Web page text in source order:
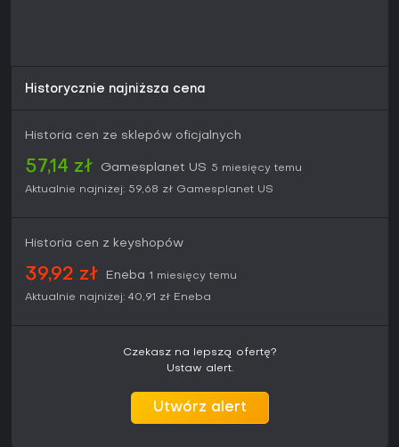
Historycznie najniższa cena
Historia cen ze sklepów oficjalnych
57,14 zł Gamesplanet US 5 miesięcy temu
Aktualnie najniżej: 59,68 zł Gamesplanet US
Historia cen z keyshopów
39,92 zł Eneba 1 miesięcy temu
Aktualnie najniżej: 40,91 zł Eneba
Czekasz na lepszą ofertę?
Ustaw alert.
Utwórz alert